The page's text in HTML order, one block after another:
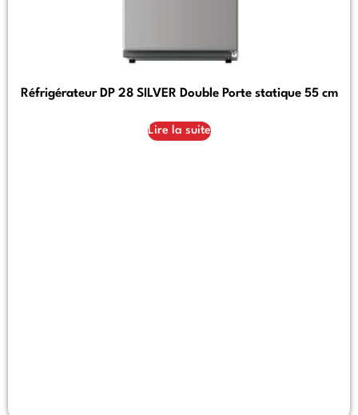
Réfrigérateur DP 28 SILVER Double Porte statique 55 cm
Lire la suite